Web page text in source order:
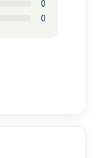
0
0